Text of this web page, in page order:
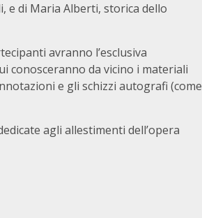
e di Maria Alberti, storica dello
avranno l’esclusiva
conosceranno da vicino i materiali
e gli schizzi autografi (come
agli allestimenti dell’opera